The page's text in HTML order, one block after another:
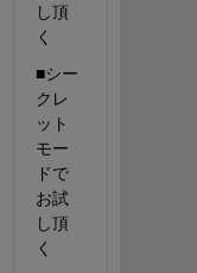
し頂
く
■シー
クレ
ット
モー
ドで
お試
し頂
く